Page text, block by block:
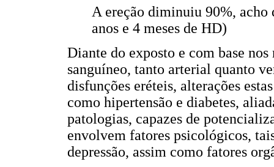
A ereção diminuiu 90%, acho
anos e 4 meses de HD)
Diante do exposto e com base
sanguíneo, tanto arterial quanto
disfunções eréteis, alterações
como hipertensão e diabetes,
patologias, capazes de
envolvem fatores psicológicos,
depressão, assim como fatores